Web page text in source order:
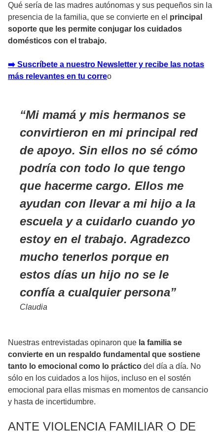
Qué sería de las madres autónomas y sus pequeños sin la
presencia de la familia, que se convierte en el principal
soporte que les permite conjugar los cuidados
domésticos con el trabajo.
➡️ Suscríbete a nuestro Newsletter y recibe las notas
más relevantes en tu correo
Mi mamá y mis hermanos se
convirtieron en mi principal red
de apoyo. Sin ellos no sé cómo
podría con todo lo que tengo
que hacerme cargo. Ellos me
ayudan con llevar a mi hijo a la
escuela y a cuidarlo cuando yo
estoy en el trabajo. Agradezco
mucho tenerlos porque en
estos días un hijo no se le
confía a cualquier persona
Claudia
Nuestras entrevistadas opinaron que la familia se
convierte en un respaldo fundamental que sostiene
tanto lo emocional como lo práctico del día a día. No
sólo en los cuidados a los hijos, incluso en el sostén
emocional para ellas mismas en momentos de cansancio
y hasta de incertidumbre.
ANTE VIOLENCIA FAMILIAR O DE